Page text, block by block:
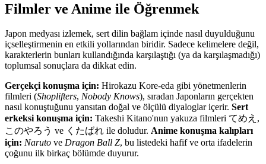
Filmler ve Anime ile Öğrenmek
Japon medyası izlemek, sert dilin bağlam içinde nasıl duyulduğunu
içselleştirmenin en etkili yollarından biridir. Sadece kelimelere değil,
karakterlerin bunları kullandığında karşılaştığı (ya da karşılaşmadığı)
toplumsal sonuçlara da dikkat edin.
Gerçekçi konuşma için: Hirokazu Kore-eda gibi yönetmenlerin
filmleri (Shoplifters, Nobody Knows), sıradan Japonların gerçekten
nasıl konuştuğunu yansıtan doğal ve ölçülü diyaloglar içerir. Sert
erkeksi konuşma için: Takeshi Kitano'nun yakuza filmleri てめえ,
このやろう ve くたばれ ile doludur. Anime konuşma kalıpları
için: Naruto ve Dragon Ball Z, bu listedeki hafif ve orta ifadelerin
çoğunu ilk birkaç bölümde duyurur.